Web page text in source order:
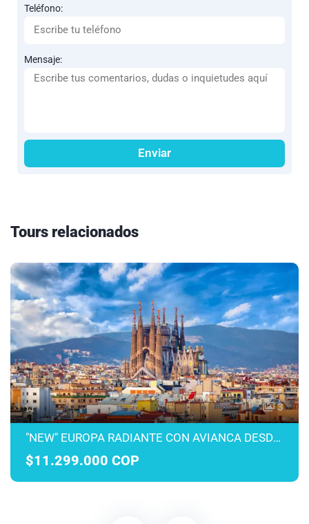
Teléfono:
Mensaje:
Enviar
Tours relacionados
3
"NEW" EUROPA RADIANTE CON AVIANCA DESDE MEDELLÍN MARZO A JULIO 2027
$11.299.000 COP